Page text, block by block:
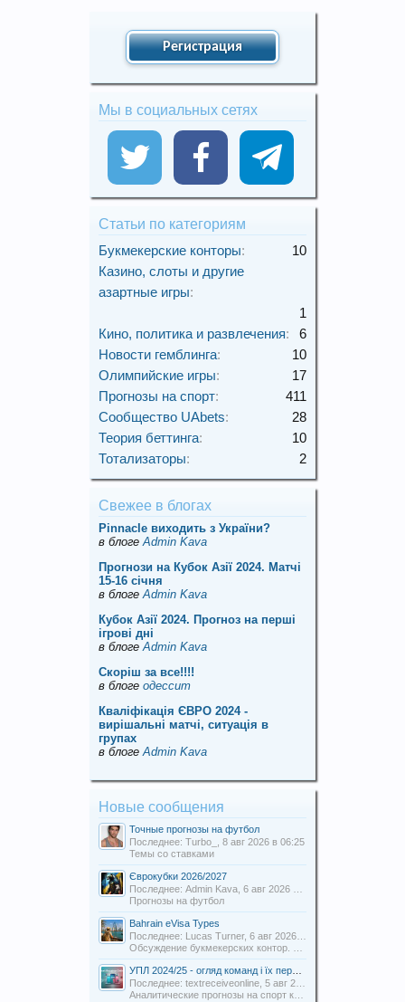
Регистрация
Мы в социальных сетях
Статьи по категориям
Букмекерские конторы:
10
Казино, слоты и другие
азартные игры:
1
Кино, политика и развлечения:
6
Новости гемблинга:
10
Олимпийские игры:
17
Прогнозы на спорт:
411
Сообщество UAbets:
28
Теория беттинга:
10
Тотализаторы: 2
Свежее в блогах
Pinnacle виходить з України?
в блогеAdmin Kava
Прогнози на Кубок Азії 2024. Матчі
15-16 січня
в блогеAdmin Kava
Кубок Азії 2024. Прогноз на перші
ігрові дні
в блогеAdmin Kava
Скорiш за все!!!!
в блоге одессит
Кваліфікація ЄВРО 2024 -
вирішальні матчі, ситуація в
групах
в блогеAdmin Kava
Новые сообщения
Точные прогнозы на футбол
Последнее: Turbo_, 8 авг 2026 в 06:25
Темы со ставками
Єврокубки 2026/2027
Последнее: Admin Kava, 6 авг 2026 в 19:31
Прогнозы на футбол
Bahrain eVisa Types
Последнее: Lucas Turner, 6 авг 2026 в 13:16
Последнее: textreceiveonline, 5 авг 2026 в 20:54